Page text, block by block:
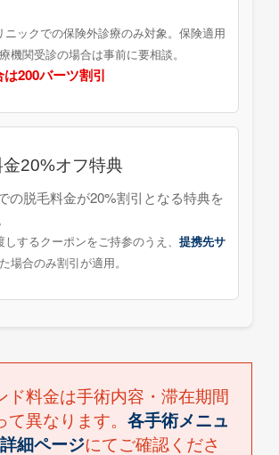
ニックでの保険外診療のみ対象。保険適用
機関受診の場合は事前に要相談。
200バーツ割引
金20%オフ特典
の脱毛料金が20%割引となる特典を
するクーポンをご持参のうえ、 提携先サ
場合のみ割引が適用。
ド料金は手術内容・滞在期間
て異なります。 各手術メニュ
細ページにてご確認くださ